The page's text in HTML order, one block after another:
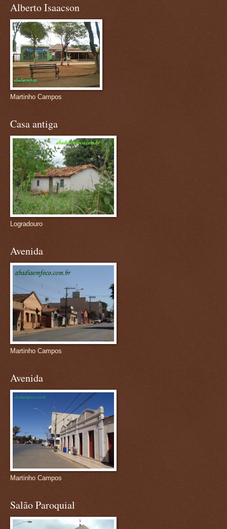
Alberto Isaacson
Martinho Campos
Casa antiga
Logradouro
Avenida
Martinho Campos
Avenida
Martinho Campos
Salão Paroquial